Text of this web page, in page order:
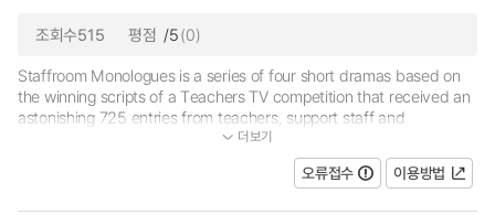
조회수515 평점 /5(0)
Staffroom Monologues is a series of four short dramas based on
the winning scripts of a Teachers TV competition that received an
astonishing 725 entries from teachers, support staff and
governors. The programme is introduced by the script-editor an...
더보기
오류접수 이용방법